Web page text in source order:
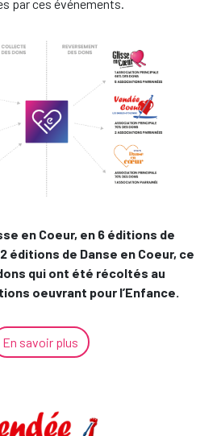
par ces événements.
en Coeur, en 6 éditions de
éditions de Danse en Coeur, ce
qui ont été récoltés au
oeuvrant pour l’Enfance.
En savoir plus